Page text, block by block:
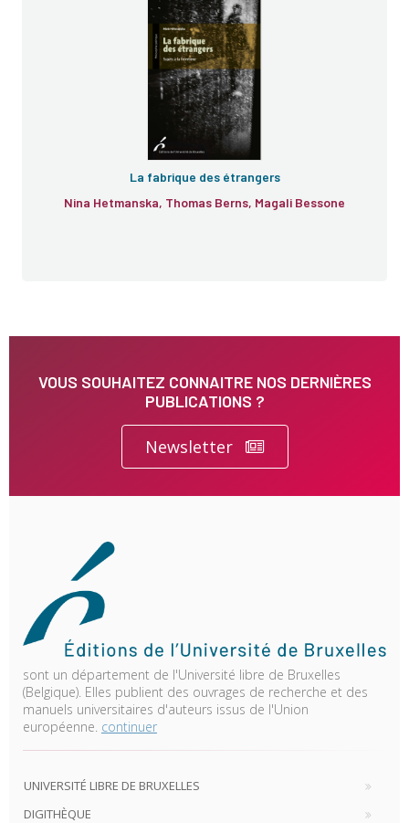
La fabrique des étrangers
Nina Hetmanska, Thomas Berns, Magali Bessone
VOUS SOUHAITEZ CONNAITRE NOS DERNIÈRES
PUBLICATIONS ?
Newsletter
sont un département de l'Université libre de Bruxelles
(Belgique). Elles publient des ouvrages de recherche et des
manuels universitaires d'auteurs issus de l'Union
européenne. continuer
UNIVERSITÉ LIBRE DE BRUXELLES
DIGITHÈQUE